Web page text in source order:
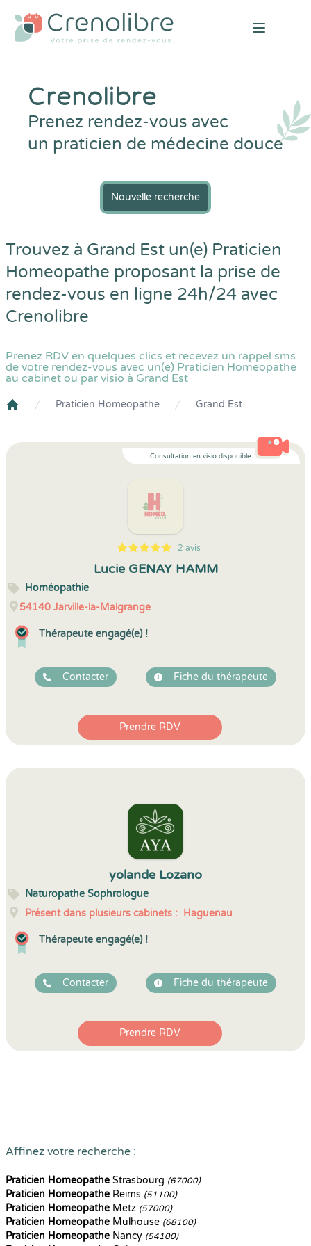
Open
Crenolibre
Prenez rendez-vous avec
un praticien de médecine douce
Nouvelle recherche
Trouvez à Grand Est un(e) Praticien
Homeopathe proposant la prise de
rendez-vous en ligne 24h/24 avec
Crenolibre
Prenez RDV en quelques clics et recevez un rappel sms
de votre rendez-vous avec un(e) Praticien Homeopathe
au cabinet ou par visio à Grand Est
Praticien Homeopathe Grand Est
Consultation en visio disponible
5
1
5
2 2 avis
Lucie GENAY HAMM
Homéopathie
54140 Jarville-la-Malgrange
Thérapeute engagé(e) !
Contacter Fiche du thérapeute
Prendre RDV
yolande Lozano
Naturopathe Sophrologue
Présent dans plusieurs cabinets : Haguenau
Thérapeute engagé(e) !
Contacter Fiche du thérapeute
Prendre RDV
Affinez votre recherche :
Praticien Homeopathe Strasbourg (67000)
Praticien Homeopathe Reims (51100)
Praticien Homeopathe Metz (57000)
Praticien Homeopathe Mulhouse (68100)
Praticien Homeopathe Nancy (54100)